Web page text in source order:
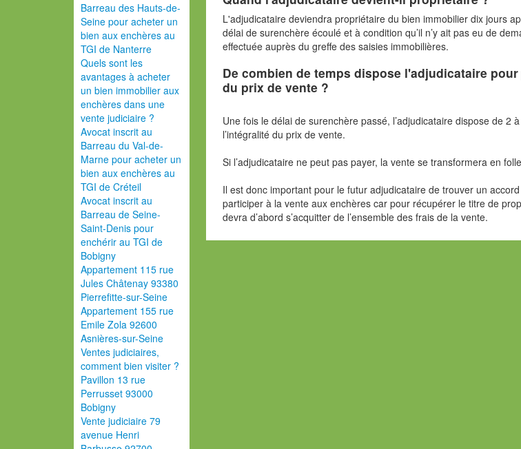
Barreau des Hauts-de-
Seine pour acheter un
bien aux enchères au
TGI de Nanterre
Quels sont les
avantages à acheter
un bien immobilier aux
enchères dans une
vente judiciaire ?
Avocat inscrit au
Barreau du Val-de-
Marne pour acheter un
bien aux enchères au
TGI de Créteil
Avocat inscrit au
Barreau de Seine-
Saint-Denis pour
enchérir au TGI de
Bobigny
Appartement 115 rue
Jules Châtenay 93380
Pierrefitte-sur-Seine
Appartement 155 rue
Emile Zola 92600
Asnières-sur-Seine
Ventes judiciaires,
comment bien visiter ?
Pavillon 13 rue
Perrusset 93000
Bobigny
Vente judiciaire 79
avenue Henri
L'adjudicataire deviendra propriétaire du bien immobilier dix jours
délai de surenchère écoulé et à condition qu’il n’y ait pas eu de
effectuée auprès du greffe des saisies immobilières.
De combien de temps dispose l'adjudicataire
du prix de vente ?
Une fois le délai de surenchère passé, l’adjudicataire dispose de 2
l’intégralité du prix de vente.
Si l’adjudicataire ne peut pas payer, la vente se transformera en
Il est donc important pour le futur adjudicataire de trouver un
participer à la vente aux enchères car pour récupérer le titre de
devra d’abord s’acquitter de l’ensemble des frais de la vente.